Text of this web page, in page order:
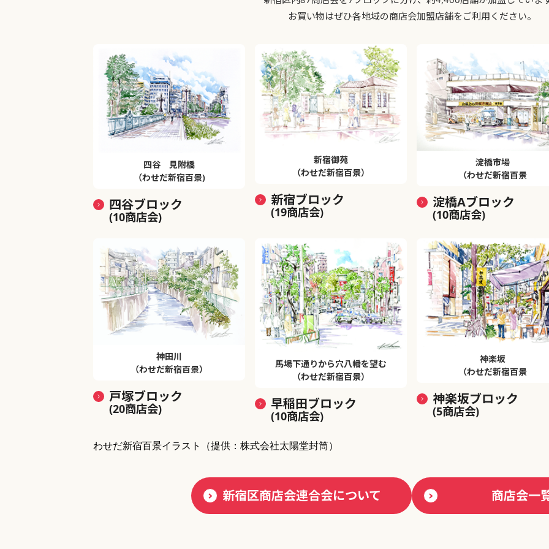
お買い物はぜひ各地域の商店会加盟店舗をご利用ください。
四谷 見附橋
（わせだ新宿百景)
四谷ブロック
(10商店会)
新宿御苑
（わせだ新宿百景）
新宿ブロック
(19商店会)
淀橋市場
（わせだ新宿百景
淀橋Aブロック
(10商店会)
神田川
（わせだ新宿百景）
戸塚ブロック
(20商店会)
馬場下通りから穴八幡を望む
（わせだ新宿百景）
早稲田ブロック
(10商店会)
神楽坂
（わせだ新宿百景
神楽坂ブロック
(5商店会)
わせだ新宿百景イラスト （提供：株式会社太陽堂封筒）
新宿区商店会連合会について 商店会一